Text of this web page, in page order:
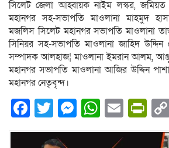
সিলেট জেলা আহ্বায়ক নাইম লস্কর,
মহানগর সহ-সভাপতি মাওলানা মাহমুদ
মজলিস সিলেট মহানগর সভাপতি মাওলানা
সিনিয়র সহ-সভাপতি মাওলানা জাহিদ
সম্পাদক আলহাজ¦ মাওলানা ইমরান আলম,
মহানগর সভাপতি মাওলানা আজির উদ্দিন
মহানগর নেতৃবৃন্দ।
Facebook
Twitter